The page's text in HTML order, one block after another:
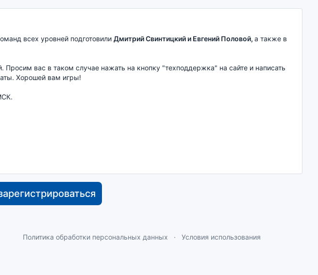
всех уровней подготовили Дмитрий Свинтицкий и Евгений Половой, а также в
вас в таком случае нажать на кнопку "техподдержка" на сайте и написать
Хорошей вам игры!
Политика обработки персональных данных Условия использования